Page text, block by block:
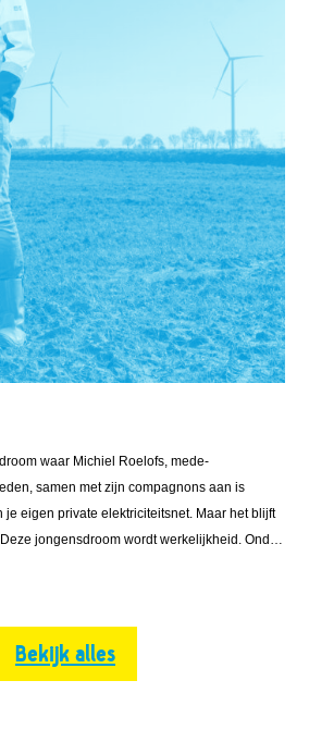
waar Michiel Roelofs, mede-
samen met zijn compagnons aan is
je eigen private elektriciteitsnet. Maar het blijft
jongensdroom wordt werkelijkheid. Onder
Bekijk alles